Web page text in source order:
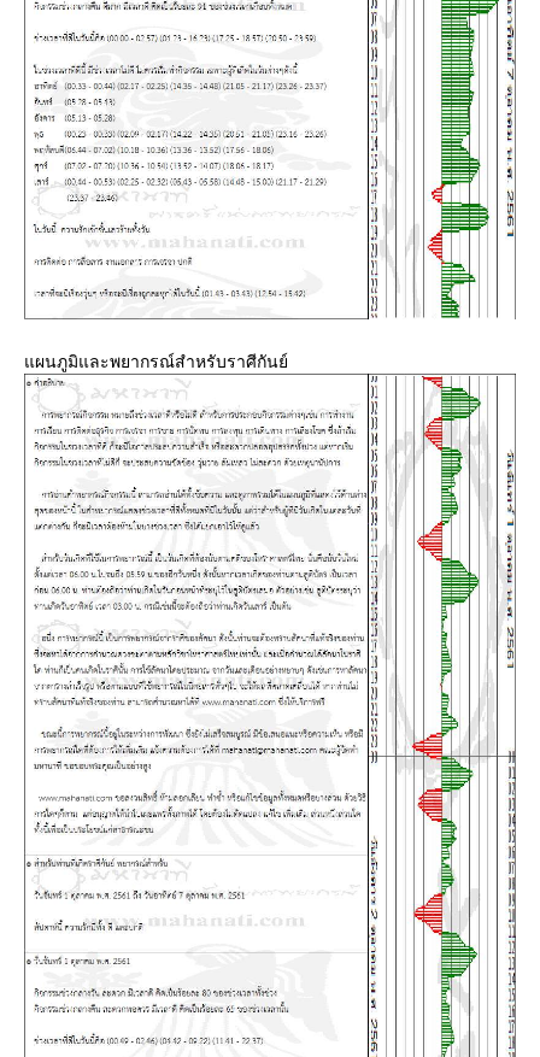
ผนภูมิและพยากรณ์สำหรับราศีกันย์